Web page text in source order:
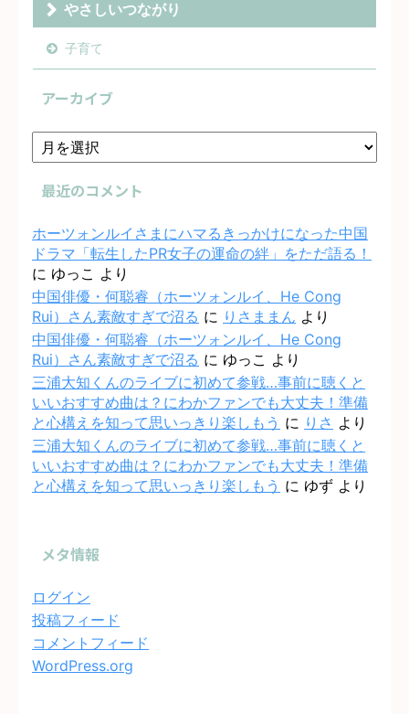
やさしいつながり
子育て
アーカイブ
最近のコメント
ホーツォンルイさまにハマるきっかけになった中国
ドラマ「転生したPR女子の運命の絆」をただ語る！
に ゆっこ より
中国俳優・何聪睿（ホーツォンルイ、He Cong
Rui）さん素敵すぎで沼る に りさままん より
中国俳優・何聪睿（ホーツォンルイ、He Cong
Rui）さん素敵すぎで沼る に ゆっこ より
三浦大知くんのライブに初めて参戦…事前に聴くと
いいおすすめ曲は？にわかファンでも大丈夫！準備
と心構えを知って思いっきり楽しもう に りさ より
三浦大知くんのライブに初めて参戦…事前に聴くと
いいおすすめ曲は？にわかファンでも大丈夫！準備
と心構えを知って思いっきり楽しもう に ゆず より
メタ情報
ログイン
投稿フィード
コメントフィード
WordPress.org